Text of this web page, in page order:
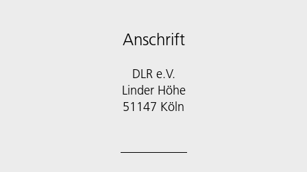
Anschrift
DLR e.V.
Linder Höhe
51147 Köln